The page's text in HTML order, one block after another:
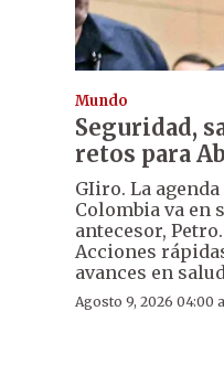
Mundo
Seguridad,
retos para
GIiro. La
Colombia va en
antecesor, Petro.
Acciones
avances en
Agosto 9, 2026 04:00